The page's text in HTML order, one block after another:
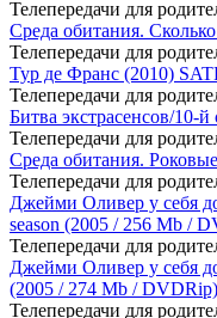
Телепередачи для
Среда обитания.
Телепередачи для
Тур де Франс (2010)
Телепередачи для
Битва экстрасенсов/10-
Телепередачи для
Среда обитания.
Телепередачи для
Джейми Оливер у себя
season (2005 / 256 Mb /
Телепередачи для
Джейми Оливер у себя
(2005 / 274 Mb / DVDRip)
Телепередачи для